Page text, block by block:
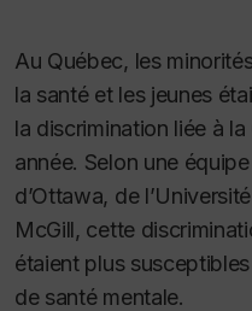
Au Québec, les
la santé et les jeunes
la discrimination liée à
année. Selon une
d’Ottawa, de
McGill, cette
étaient plus
de santé mentale.